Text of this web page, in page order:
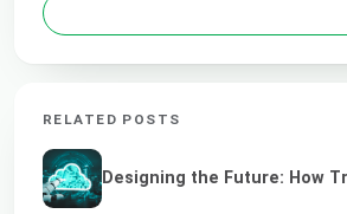
RELATED POSTS
Designing the Future: How